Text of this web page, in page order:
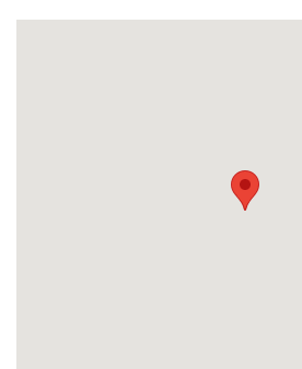
Wohnstandort